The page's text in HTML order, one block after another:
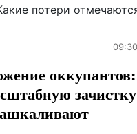
потери
оккупантов: